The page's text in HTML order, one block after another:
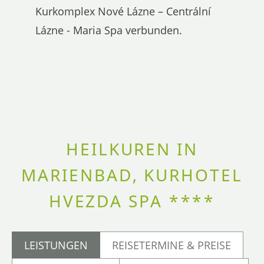
Kurkomplex Nové Lázne – Centrální
Lázne - Maria Spa verbunden.
HEILKUREN IN
MARIENBAD, KURHOTEL
HVEZDA SPA ****
LEISTUNGEN
REISETERMINE & PREISE